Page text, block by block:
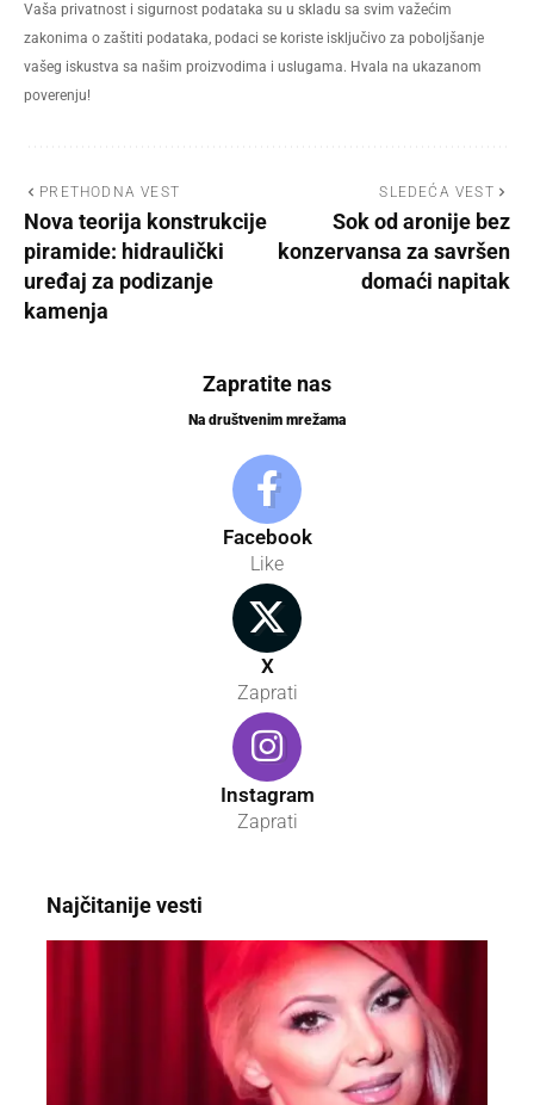
Vaša privatnost i sigurnost podataka su u skladu sa svim važećim
zakonima o zaštiti podataka, podaci se koriste isključivo za poboljšanje
vašeg iskustva sa našim proizvodima i uslugama. Hvala na ukazanom
poverenju!
PRETHODNA VEST
Nova teorija konstrukcije
piramide: hidraulički
uređaj za podizanje
kamenja
SLEDEĆA VEST
Sok od aronije bez
konzervansa za savršen
domaći napitak
Zapratite nas
Na društvenim mrežama
Facebook
Like
X
Zaprati
Instagram
Zaprati
Najčitanije vesti